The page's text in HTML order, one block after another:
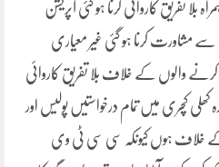
بلا تفریق کاروائی کرنا ہو گئی آپریشن
مشاورت کرنا ہو گئی غیر معیاری
والوں کے خلاف بلا تفریق کاروائی
کھلی کچری میں تمام درخواستیں پولیس اور
کے خلاف ہوں کیونکہ سی سی ٹی وی